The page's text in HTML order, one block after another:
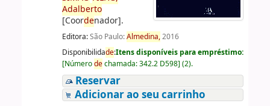
Adalberto
[Coordenador].
Editora:São Paulo:Almedina,2016
Disponibilidade:Itens disponíveis para empréstimo:
[Númerodechamada:342.2 D598] (2).
Reservar
Adicionar ao seu carrinho